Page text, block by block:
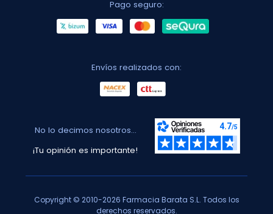
Pago seguro:
Envíos realizados con:
No lo decimos nosotros...
¡Tu opinión es importante!
Copyright © 2010-2026 Farmacia Barata S.L. Todos los
derechos reservados.